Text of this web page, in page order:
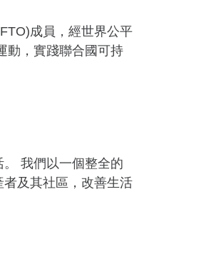
成員，經世界公平
動，實踐聯合國可持
我們以一個整全的
及其社區，改善生活